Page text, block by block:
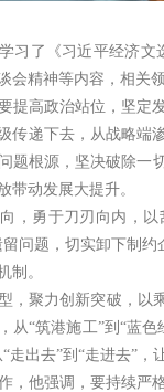
习了《习近平经济
会精神等内容，相关
提高政治站位，坚定
传递下去，从战略端
题根源，坚决破除一
带动发展大提升。
，勇于刀刃向内，
问题，切实卸下制
制。
，聚力创新突破，以
从“筑港施工”到“蓝
走出去”到“走进去”
，他强调，要持续严